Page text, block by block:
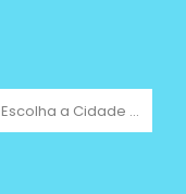
Escolha a Cidade ...